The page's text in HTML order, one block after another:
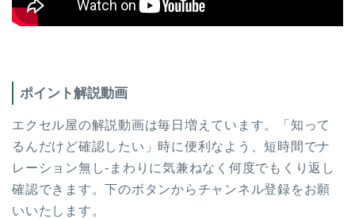
ポイント解説動画
エクセル屋の解説動画は毎日増えています。「知って
るんだけど確認したい」時に便利なよう、短時間でナ
レーション無し-まわりに気兼ねなく何度でもくり返し
確認できます。下のボタンからチャンネル登録をお願
いいたします。